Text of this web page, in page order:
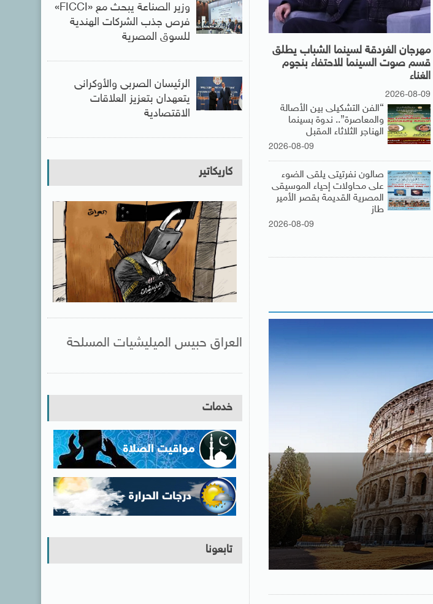
مهرجان الغردقة لسينما الشباب يطلق
قسم صوت السينما للاحتفاء بنجوم
الغناء
2026-08-09
“الفن التشكيلى بين الأصالة
والمعاصرة”.. ندوة بسينما
الهناجر الثلاثاء المقبل
2026-08-09
صالون نفرتيتى يلقى الضوء
على محاولات إحياء الموسيقى
المصرية القديمة بقصر الأمير
طاز
2026-08-09
وزير الصناعة يبحث مع «FICCI»
فرص جذب الشركات الهندية
للسوق المصرية
الرئيسان الصربى والأوكرانى
يتعهدان بتعزيز العلاقات
الاقتصادية
كاريكاتير
العراق حبيس الميليشيات المسلحة
خدمات
تابعونا